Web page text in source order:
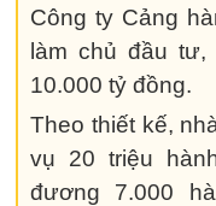
Công ty Cảng
làm chủ đầu
10.000 tỷ đồng.
Theo thiết kế,
vụ 20 triệu
đương 7.000